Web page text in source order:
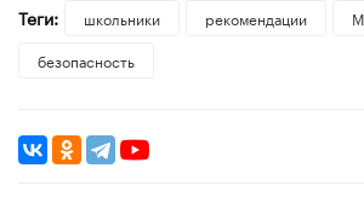
Теги:
школьники рекомендации
безопасность